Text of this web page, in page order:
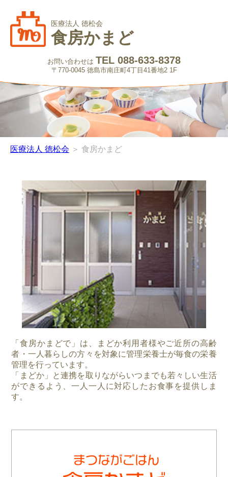
医療法人 徳松会
食房かまど
お問い合わせは TEL 088-633-8378
〒770-0045 徳島市南庄町4丁目41番地2 1F
医療法人 徳松会 ＞ 食房かまど
「食房かまどで」は、まどか利用者様やご近所の高齢
者・一人暮らしの方々を対象に管理栄養士が毎食の栄養
管理を行っています。
「まどか」と連携を取りながらいつまでも若々しい生活
ができるよう、一人一人に対応したお食事を提供しま
す。